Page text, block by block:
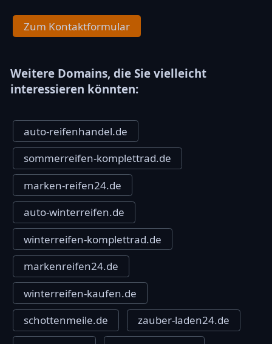
Zum Kontaktformular
Weitere Domains, die Sie vielleicht
interessieren könnten:
auto-reifenhandel.de
sommerreifen-komplettrad.de
marken-reifen24.de
auto-winterreifen.de
winterreifen-komplettrad.de
markenreifen24.de
winterreifen-kaufen.de
schottenmeile.de
zauber-laden24.de